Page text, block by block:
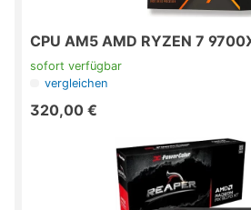
Supermicro
Targus
TP-Link
TRANSCEND
Western Digital
WORTMANN AG /
CPU AM5 AMD RYZEN 7
sofort verfügbar
vergleichen
320,00 €